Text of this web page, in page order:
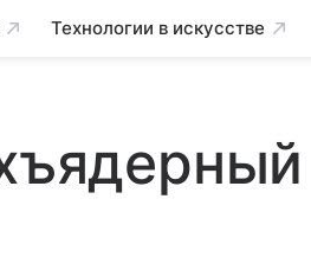
Технологии в искусстве